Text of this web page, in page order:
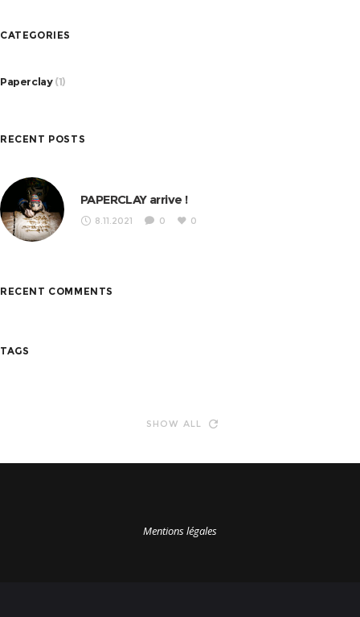
CATEGORIES
Paperclay(1)
RECENT POSTS
PAPERCLAY arrive !
8.11.2021 0 0
RECENT COMMENTS
TAGS
SHOW ALL
Mentions légales